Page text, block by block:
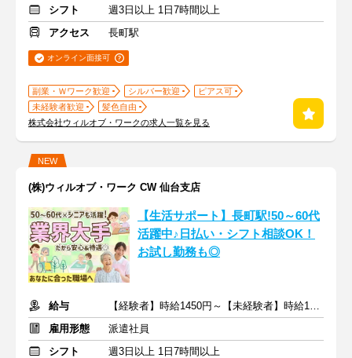
シフト
週3日以上 1日7時間以上
アクセス
長町駅
オンライン面接可
副業・Ｗワーク歓迎 シルバー歓迎
ピアス可
未経験者歓迎
髪色自由
株式会社ウィルオブ・ワークの求人一覧を見る
NEW
(株)ウィルオブ・ワーク CW 仙台支店
【生活サポート】長町駅!50～60代
活躍中♪日払い・シフト相談OK！
お試し勤務も◎
給与
【経験者】時給1450円～【未経験者】時給1300円～ ＋交通費
雇用形態
派遣社員
シフト
週3日以上 1日7時間以上